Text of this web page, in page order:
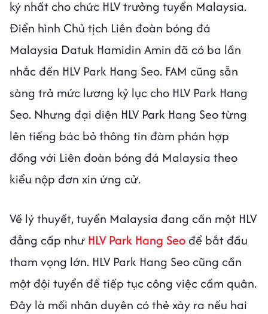
ký nhất cho chức HLV trưởng tuyển Malaysia.
Điển hình Chủ tịch Liên đoàn bóng đá
Malaysia Datuk Hamidin Amin đã có ba lần
nhắc đến HLV Park Hang Seo. FAM cũng sẵn
sàng trả mức lương kỷ lục cho HLV Park Hang
Seo. Nhưng đại diện HLV Park Hang Seo từng
lên tiếng bác bỏ thông tin đàm phán hợp
đồng với Liên đoàn bóng đá Malaysia theo
kiểu nộp đơn xin ứng cử.
Về lý thuyết, tuyển Malaysia đang cần một HLV
đẳng cấp như HLV Park Hang Seođể bắt đầu
tham vọng lớn. HLV Park Hang Seo cũng cần
một đội tuyển để tiếp tục công việc cầm quân.
Đây là mối nhân duyên có thẻ xảy ra nếu hai